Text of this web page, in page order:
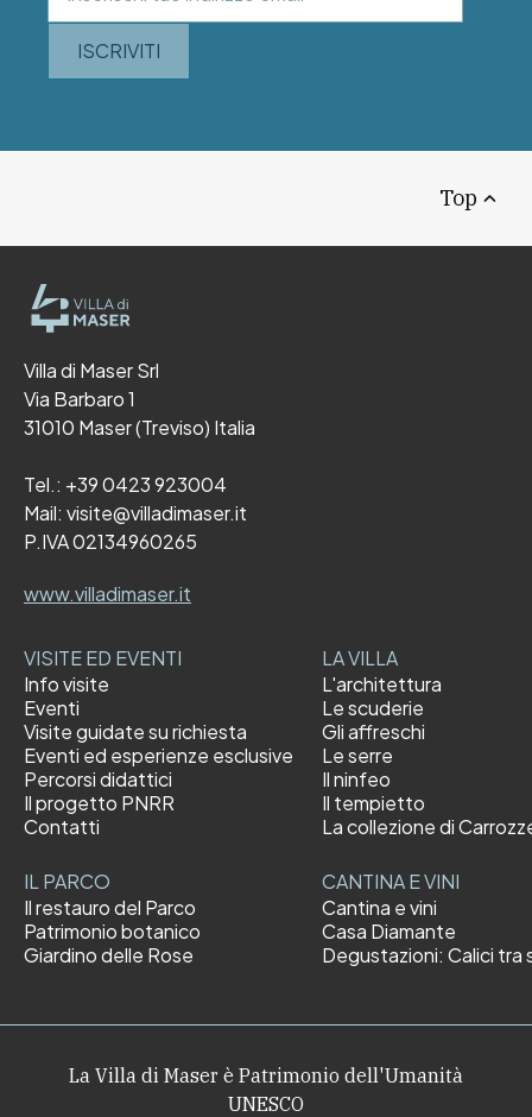
ISCRIVITI
Top
Villa di Maser Srl
Via Barbaro 1
31010 Maser (Treviso) Italia
Tel.: +39 0423 923004
Mail: visite@villadimaser.it
P.IVA 02134960265
www.villadimaser.it
VISITE ED EVENTI
Info visite
Eventi
Visite guidate su richiesta
Eventi ed esperienze esclusive
Percorsi didattici
Il progetto PNRR
Contatti
LA VILLA
L'architettura
Le scuderie
Gli affreschi
Le serre
Il ninfeo
Il tempietto
La collezione di
IL PARCO
Il restauro del Parco
Patrimonio botanico
Giardino delle Rose
CANTINA E VINI
Cantina e vini
Casa Diamante
Degustazioni: Calici tra
La Villa di Maser è Patrimonio dell'Umanità
UNESCO